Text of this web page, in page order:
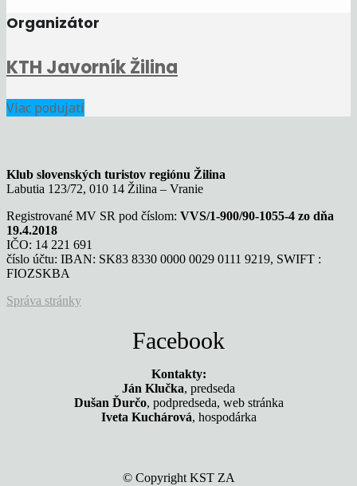
Organizátor
KTH Javorník Žilina
Viac podujatí
Klub slovenských turistov regiónu Žilina
Labutia 123/72, 010 14 Žilina – Vranie
Registrované MV SR pod číslom: VVS/1-900/90-1055-4 zo dňa
19.4.2018
IČO: 14 221 691
číslo účtu: IBAN: SK83 8330 0000 0029 0111 9219, SWIFT :
FIOZSKBA
Správa stránky
Facebook
Kontakty:
Ján Klučka, predseda
Dušan Ďurčo, podpredseda, web stránka
Iveta Kuchárová, hospodárka
© Copyright KST ZA